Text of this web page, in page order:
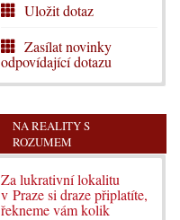
Uložit dotaz
Zasílat novinky
odpovídající dotazu
NA REALITY S
ROZUMEM
Za lukrativní lokalitu
v Praze si draze připlatíte,
řekneme vám kolik